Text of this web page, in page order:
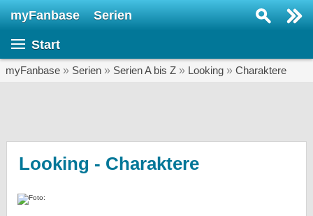
myFanbase Serien
Start
myFanbase » Serien » Serien A bis Z » Looking » Charaktere
Looking - Charaktere
SERIEN